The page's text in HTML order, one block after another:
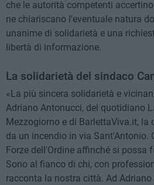
che le autorità competenti
ne chiariscano l'eventuale natura
unanime di solidarietà e una
libertà di informazione.
La solidarietà del sindaco
«La più sincera solidarietà e
Adriano Antonucci, del quotidiano
Mezzogiorno e di BarlettaViva.it, la
da un incendio in via Sant'Antonio.
Forze dell'Ordine affinché si possa
Sono al fianco di chi, con
racconta la nostra città. Ad